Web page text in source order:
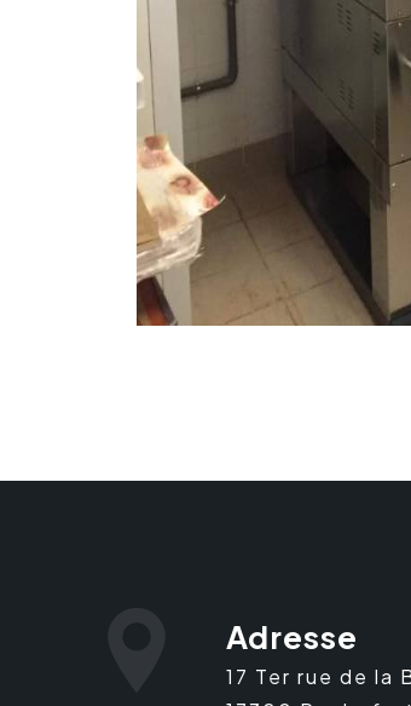
Adresse
17 Ter rue de la Belle Judith,